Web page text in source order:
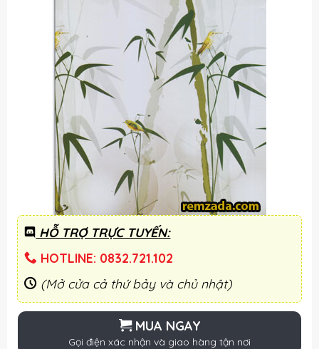
HỖ TRỢ TRỰC TUYẾN:
HOTLINE: 0832.721.102
(Mở cửa cả thứ bảy và chủ nhật)
MUA NGAY
Gọi điện xác nhận và giao hàng tận nơi